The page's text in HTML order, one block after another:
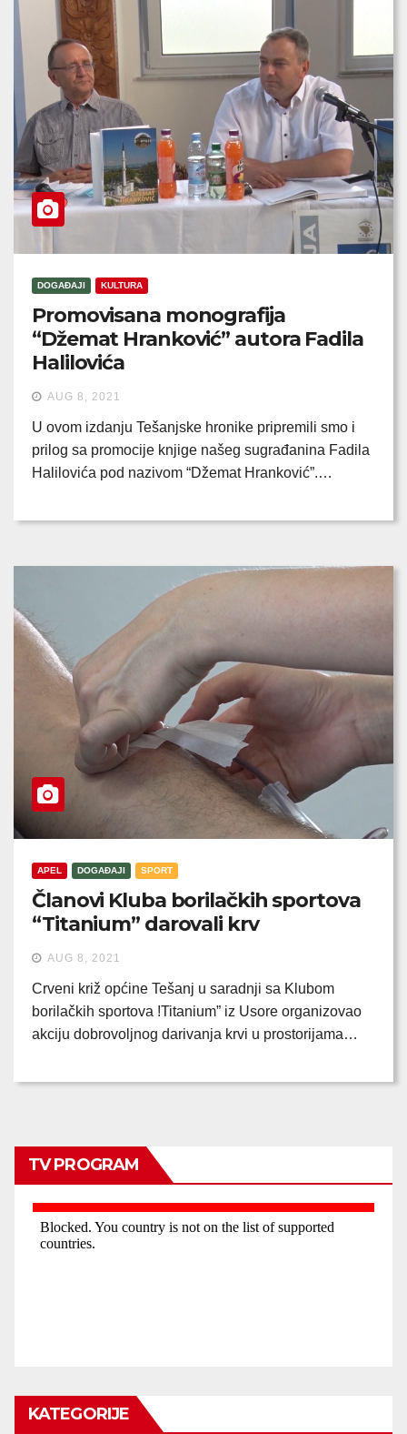
DOGAĐAJI KULTURA
Promovisana monografija
“Džemat Hranković” autora Fadila
Halilovića
AUG 8, 2021
U ovom izdanju Tešanjske hronike pripremili smo i
prilog sa promocije knjige našeg sugrađanina Fadila
Halilovića pod nazivom “Džemat Hranković”.…
APEL DOGAĐAJI SPORT
Članovi Kluba borilačkih sportova
“Titanium” darovali krv
AUG 8, 2021
Crveni križ općine Tešanj u saradnji sa Klubom
borilačkih sportova !Titanium” iz Usore organizovao
akciju dobrovoljnog darivanja krvi u prostorijama…
TV PROGRAM
KATEGORIJE